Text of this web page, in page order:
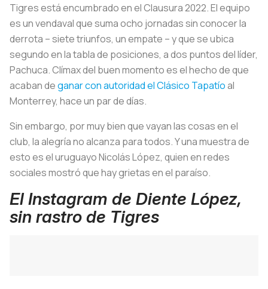
Tigres está encumbrado en el Clausura 2022. El equipo
es un vendaval que suma ocho jornadas sin conocer la
derrota – siete triunfos, un empate – y que se ubica
segundo en la tabla de posiciones, a dos puntos del líder,
Pachuca. Clímax del buen momento es el hecho de que
acaban deganar con autoridad el Clásico Tapatíoal
Monterrey, hace un par de días.
Sin embargo, por muy bien que vayan las cosas en el
club, la alegría no alcanza para todos. Y una muestra de
esto es el uruguayo Nicolás López, quien en redes
sociales mostró que hay grietas en el paraíso.
El Instagram de Diente López,
sin rastro de Tigres